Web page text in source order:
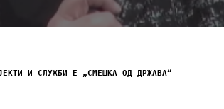
И СЛУЖБИ Е „СМЕШКА ОД ДРЖАВА“